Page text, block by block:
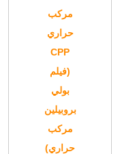
مركب
حراري
CPP
(فيلم
بولي
بروبيلين
مركب
حراري)